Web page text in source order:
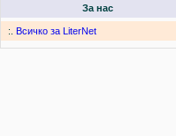
За нас
:. Всичко за LiterNet